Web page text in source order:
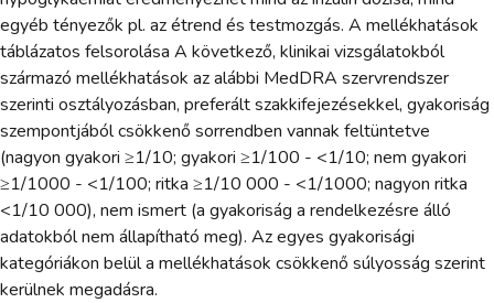
egyéb tényezők pl. az étrend és testmozgás. A mellékhatások
táblázatos felsorolása A következő, klinikai vizsgálatokból
származó mellékhatások az alábbi MedDRA szervrendszer
szerinti osztályozásban, preferált szakkifejezésekkel, gyakoriság
szempontjából csökkenő sorrendben vannak feltüntetve
(nagyon gyakori ≥1/10; gyakori ≥1/100 - <1/10; nem gyakori
≥1/1000 - <1/100; ritka ≥1/10 000 - <1/1000; nagyon ritka
<1/10 000), nem ismert (a gyakoriság a rendelkezésre álló
adatokból nem állapítható meg). Az egyes gyakorisági
kategóriákon belül a mellékhatások csökkenő súlyosság szerint
kerülnek megadásra.